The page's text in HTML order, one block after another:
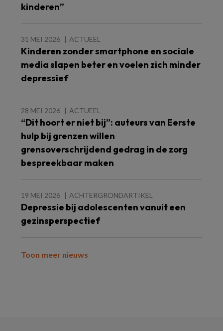
kinderen”
31 MEI 2026 ACTUEEL
Kinderen zonder smartphone en sociale
media slapen beter en voelen zich minder
depressief
28 MEI 2026 ACTUEEL
“Dit hoort er niet bij”: auteurs van Eerste
hulp bij grenzen willen
grensoverschrijdend gedrag in de zorg
bespreekbaar maken
19 MEI 2026 ACHTERGRONDARTIKEL
Depressie bij adolescenten vanuit een
gezinsperspectief
Toon meer nieuws